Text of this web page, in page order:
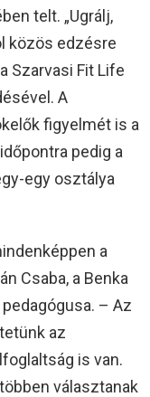
telt. „Ugrálj,
közös edzésre
Szarvasi Fit Life
A
figyelmét is a
pedig a
egy osztálya
a
Csaba, a Benka
– Az
az
is van.
választanak